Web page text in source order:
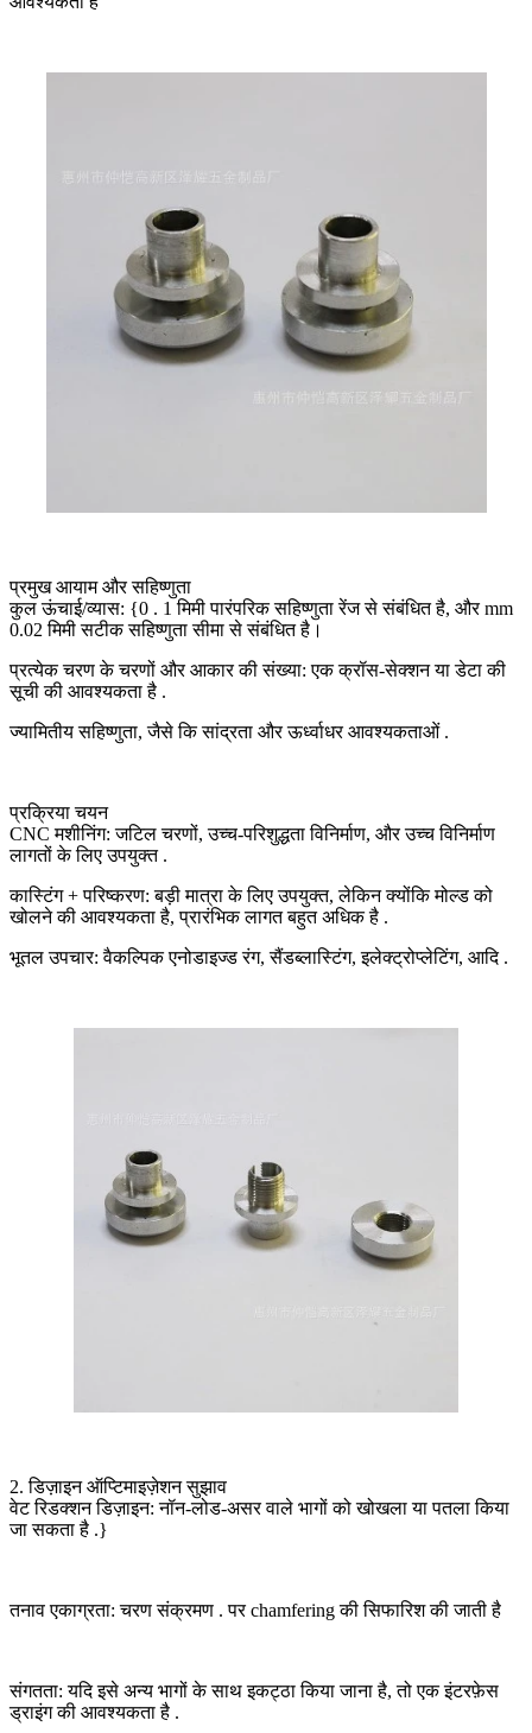
प्रमुख आयाम और सहिष्णुता
कुल ऊंचाई/व्यास: {0 . 1 मिमी पारंपरिक सहिष्णुता रेंज से संबंधित है, और mm
0.02 मिमी सटीक सहिष्णुता सीमा से संबंधित है।
प्रत्येक चरण के चरणों और आकार की संख्या: एक क्रॉस-सेक्शन या डेटा की
सूची की आवश्यकता है .
ज्यामितीय सहिष्णुता, जैसे कि सांद्रता और ऊर्ध्वाधर आवश्यकताओं .
प्रक्रिया चयन
CNC मशीनिंग: जटिल चरणों, उच्च-परिशुद्धता विनिर्माण, और उच्च विनिर्माण
लागतों के लिए उपयुक्त .
कास्टिंग + परिष्करण: बड़ी मात्रा के लिए उपयुक्त, लेकिन क्योंकि मोल्ड को
खोलने की आवश्यकता है, प्रारंभिक लागत बहुत अधिक है .
भूतल उपचार: वैकल्पिक एनोडाइज्ड रंग, सैंडब्लास्टिंग, इलेक्ट्रोप्लेटिंग, आदि .
2. डिज़ाइन ऑप्टिमाइज़ेशन सुझाव
वेट रिडक्शन डिज़ाइन: नॉन-लोड-असर वाले भागों को खोखला या पतला किया
जा सकता है .}
तनाव एकाग्रता: चरण संक्रमण . पर chamfering की सिफारिश की जाती है
संगतता: यदि इसे अन्य भागों के साथ इकट्ठा किया जाना है, तो एक इंटरफ़ेस
ड्राइंग की आवश्यकता है .